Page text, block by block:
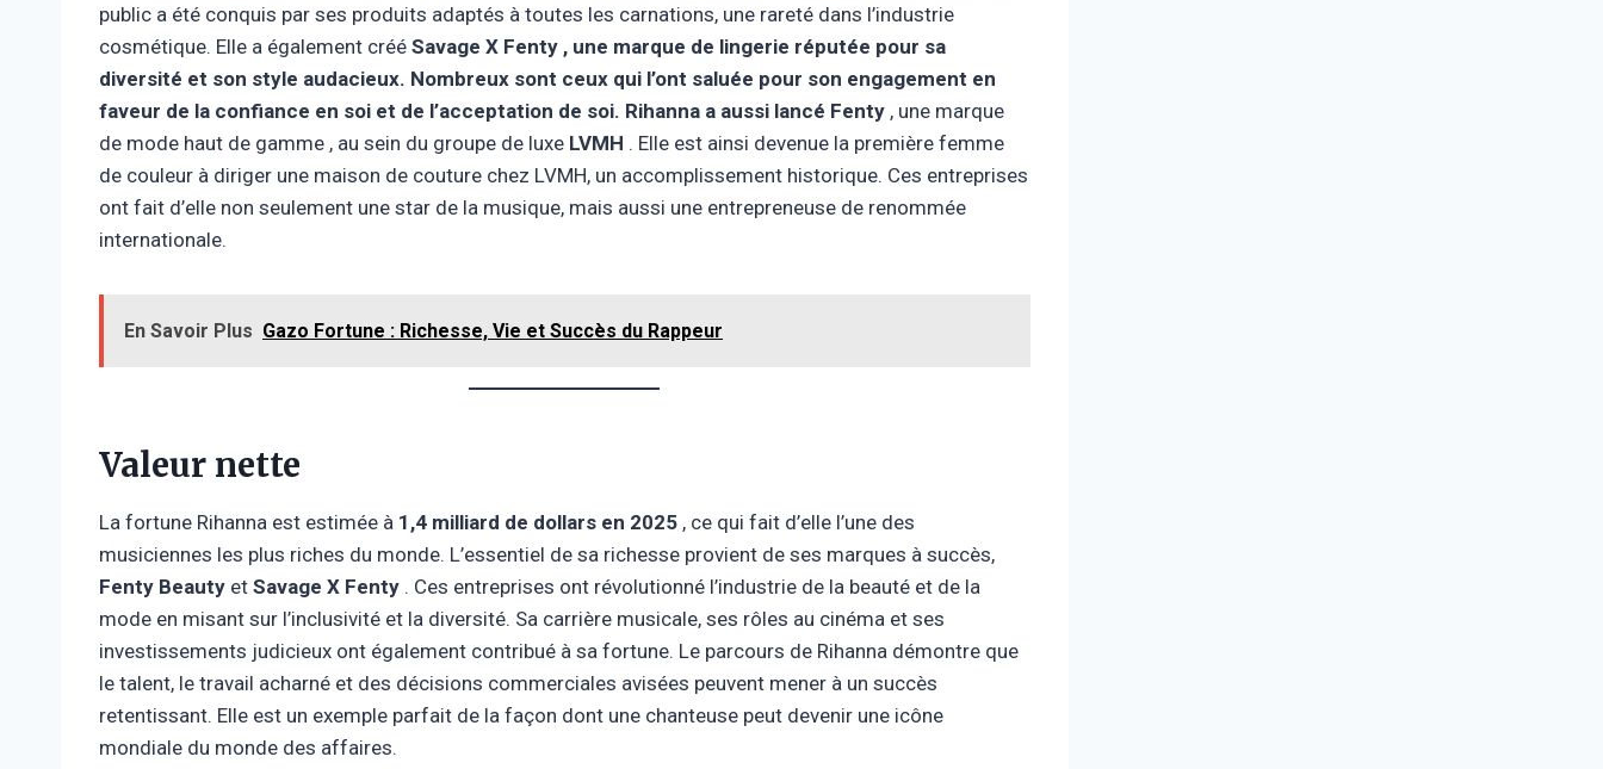
public a été conquis par ses produits adaptés à toutes les carnations, une rareté dans l’industrie
cosmétique. Elle a également créé Savage X Fenty , une marque de lingerie réputée pour sa
diversité et son style audacieux. Nombreux sont ceux qui l’ont saluée pour son engagement en
faveur de la confiance en soi et de l’acceptation de soi. Rihanna a aussi lancé Fenty , une marque
de mode haut de gamme , au sein du groupe de luxe LVMH . Elle est ainsi devenue la première femme
de couleur à diriger une maison de couture chez LVMH, un accomplissement historique. Ces entreprises
ont fait d’elle non seulement une star de la musique, mais aussi une entrepreneuse de renommée
internationale.
En Savoir Plus Gazo Fortune : Richesse, Vie et Succès du Rappeur
Valeur nette
La fortune Rihanna est estimée à 1,4 milliard de dollars en 2025 , ce qui fait d’elle l’une des
musiciennes les plus riches du monde. L’essentiel de sa richesse provient de ses marques à succès,
Fenty Beauty et Savage X Fenty . Ces entreprises ont révolutionné l’industrie de la beauté et de la
mode en misant sur l’inclusivité et la diversité. Sa carrière musicale, ses rôles au cinéma et ses
investissements judicieux ont également contribué à sa fortune. Le parcours de Rihanna démontre que
le talent, le travail acharné et des décisions commerciales avisées peuvent mener à un succès
retentissant. Elle est un exemple parfait de la façon dont une chanteuse peut devenir une icône
mondiale du monde des affaires.